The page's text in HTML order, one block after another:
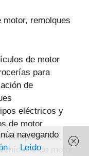
remolques
de motor
para
de
eléctricos y
de motor
componentes,
de motor
navegando
Leído